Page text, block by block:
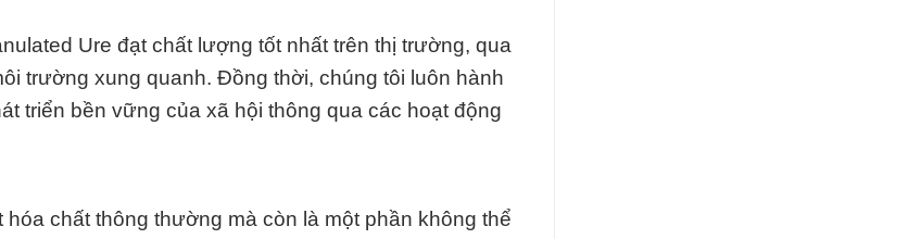
Ure đạt chất lượng tốt nhất trên thị trường, qua
trường xung quanh. Đồng thời, chúng tôi luôn hành
triển bền vững của xã hội thông qua các hoạt động
chất thông thường mà còn là một phần không thể